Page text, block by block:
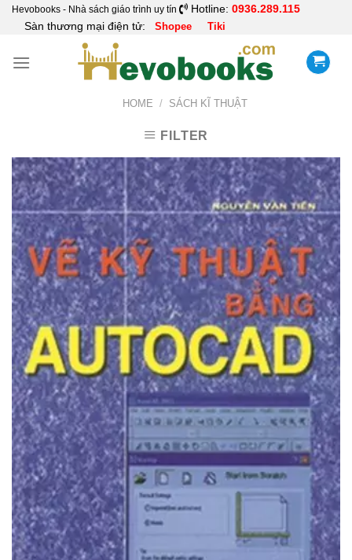
SkipHevobooks - Nhà sách giáo trình uy tín Hotline: 0936.289.115
Sàn thương mại điện tử: Shopee Tiki
HOME / SÁCH KĨ THUẬT
FILTER